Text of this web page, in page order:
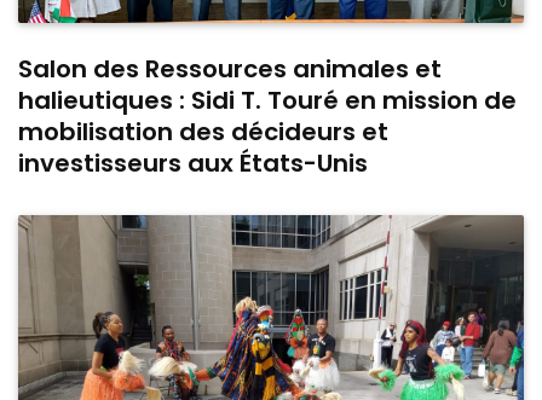
Salon des Ressources animales et
halieutiques : Sidi T. Touré en mission de
mobilisation des décideurs et
investisseurs aux États-Unis